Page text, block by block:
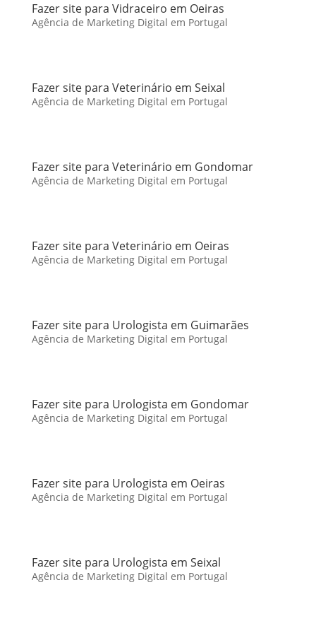
Fazer site para Vidraceiro em Oeiras
Agência de Marketing Digital em Portugal
Fazer site para Veterinário em Seixal
Agência de Marketing Digital em Portugal
Fazer site para Veterinário em Gondomar
Agência de Marketing Digital em Portugal
Fazer site para Veterinário em Oeiras
Agência de Marketing Digital em Portugal
Fazer site para Urologista em Guimarães
Agência de Marketing Digital em Portugal
Fazer site para Urologista em Gondomar
Agência de Marketing Digital em Portugal
Fazer site para Urologista em Oeiras
Agência de Marketing Digital em Portugal
Fazer site para Urologista em Seixal
Agência de Marketing Digital em Portugal